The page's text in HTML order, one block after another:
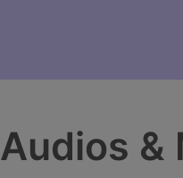
Audios &